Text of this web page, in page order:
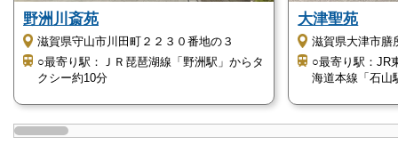
草津ブライトホール【草津駅西】は、あらゆる宗派宗
教に対応可能なので、どなたでも安心してご利用頂け
ます。
野洲川斎苑
滋賀県守山市川田町２２３０番地の３
○最寄り駅：ＪＲ琵琶湖線「野洲駅」からタ
クシー約10分
大津聖苑
滋賀県大津市膳
○最寄り駅：JR
海道本線「石山